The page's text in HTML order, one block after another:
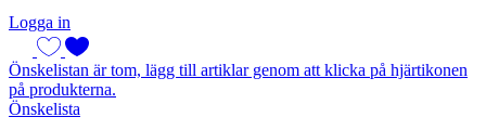
Logga in
Önskelistan är tom, lägg till artiklar genom att klicka på hjärtikonen
på produkterna.
Önskelista